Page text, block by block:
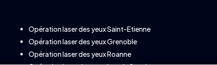
Opération laser des yeux Saint-Etienne
Opération laser des yeux Grenoble
Opération laser des yeux Roanne